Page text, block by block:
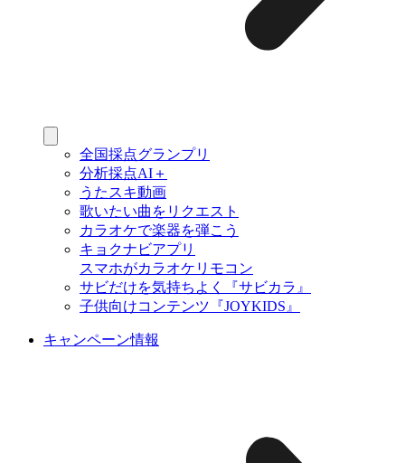
全国採点グランプリ
分析採点AI＋
うたスキ動画
歌いたい曲をリクエスト
カラオケで楽器を弾こう
キョクナビアプリ
スマホがカラオケリモコン
サビだけを気持ちよく『サビカラ』
子供向けコンテンツ『JOYKIDS』
キャンペーン情報